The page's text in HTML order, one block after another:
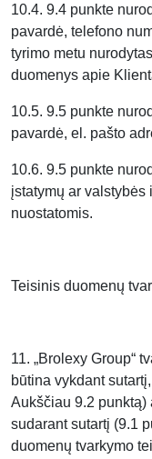
10.4. 9.4 punkte
pavardė, telefono
tyrimo metu
duomenys apie
10.5. 9.5 punkte
pavardė, el. pašto
10.6. 9.5 punkte
įstatymų ar
nuostatomis.
Teisinis duomenų
11. „Brolexy Group“
būtina vykdant
Aukščiau 9.2 punktą)
sudarant sutartį (9.1
duomenų tvarkymo